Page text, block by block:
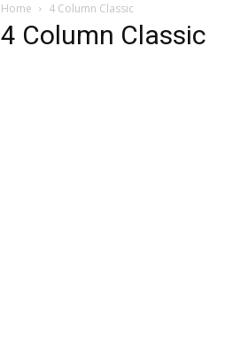
Home 4 Column Classic
4 Column Classic